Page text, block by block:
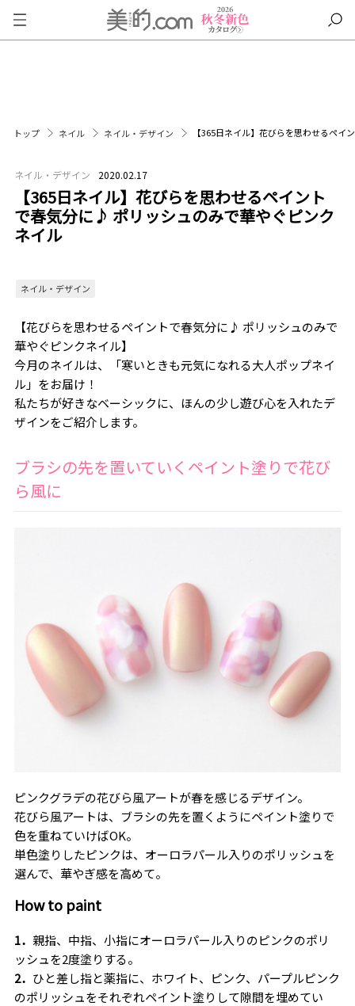
トップ ネイル ネイル・デザイン 【365日ネイル】花びらを思わせるペ
ネイル・デザイン 2020.02.17
【365日ネイル】花びらを思わせるペイント
で春気分に♪ ポリッシュのみで華やぐピンク
ネイル
ネイル・デザイン
【花びらを思わせるペイントで春気分に♪ ポリッシュのみで
華やぐピンクネイル】
今月のネイルは、「寒いときも元気になれる大人ポップネイ
ル」をお届け！
私たちが好きなベーシックに、ほんの少し遊び心を入れたデ
ザインをご紹介します。
ブラシの先を置いていくペイント塗りで花び
ら風に
ピンクグラデの花びら風アートが春を感じるデザイン。
花びら風アートは、ブラシの先を置くようにペイント塗りで
色を重ねていけばOK。
単色塗りしたピンクは、オーロラパール入りのポリッシュを
選んで、華やぎ感を高めて。
How to paint
1． 親指、中指、小指にオーロラパール入りのピンクのポリ
ッシュを2度塗りする。
2． ひと差し指と薬指に、ホワイト、ピンク、パープルピンク
のポリッシュをそれぞれペイント塗りして隙間を埋めてい